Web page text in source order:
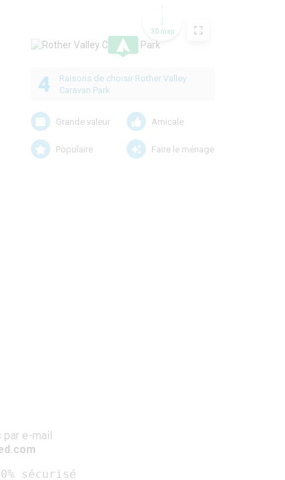
.
3D map
4
Raisons de choisir Rother Valley
Caravan Park
Grande valeur Amicale
Populaire Faire le ménage
par e-mail
sécurisé